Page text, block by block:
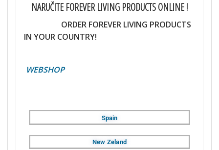
NARUČITE FOREVER LIVING PRODUCTS ONLINE !
ORDER FOREVER LIVING PRODUCTS
IN YOUR COUNTRY!
WEBSHOP
Spain
New Zeland